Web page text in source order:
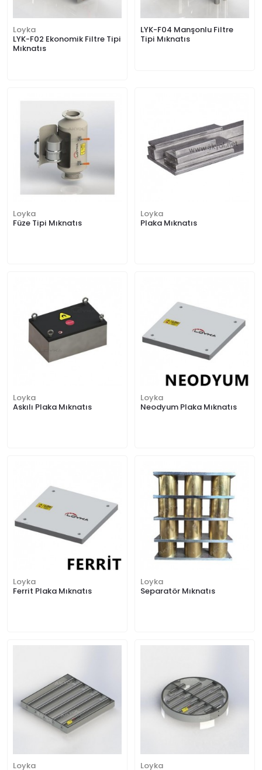
Loyka
LYK-F02 Ekonomik Filtre Tipi
Mıknatıs
LYK-F04 Manşonlu Filtre
Tipi Mıknatıs
Loyka
Füze Tipi Mıknatıs
Loyka
Plaka Mıknatıs
Loyka
Askılı Plaka Mıknatıs
Loyka
Neodyum Plaka Mıknatıs
Loyka
Ferrit Plaka Mıknatıs
Loyka
Separatör Mıknatıs
Loyka
Loyka